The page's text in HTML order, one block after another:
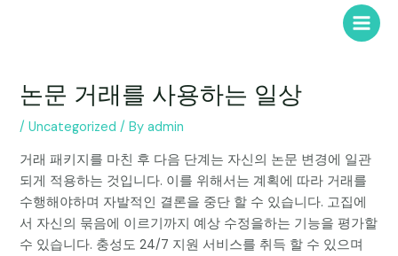
Main
논문 거래를 사용하는 일상
/Uncategorized / Byadmin
거래 패키지를 마친 후 다음 단계는 자신의 논문 변경에 일관
되게 적용하는 것입니다. 이를 위해서는 계획에 따라 거래를
수행해야하며 자발적인 결론을 중단 할 수 있습니다. 고집에
서 자신의 묶음에 이르기까지 예상 수정을하는 기능을 평가할
수 있습니다. 충성도 24/7 지원 서비스를 취득 할 수 있으며